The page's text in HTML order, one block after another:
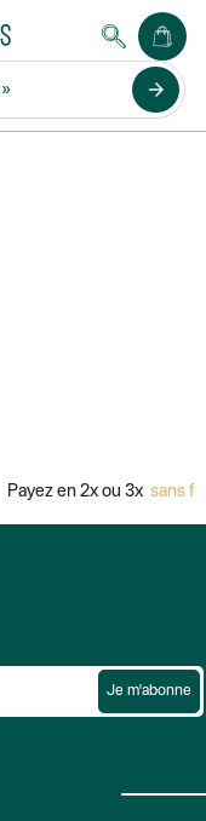
arrow_forward
Payez en 2x ou 3x sans
Je m'abonne